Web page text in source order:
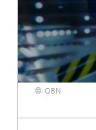
© QBN